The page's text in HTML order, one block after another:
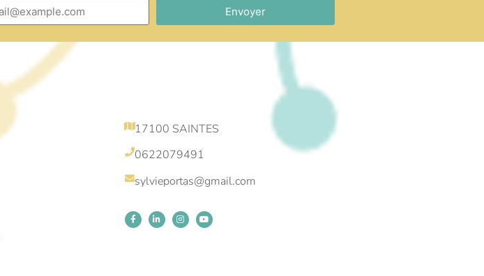
Envoyer
17100 SAINTES
0622079491
sylvieportas@gmail.com